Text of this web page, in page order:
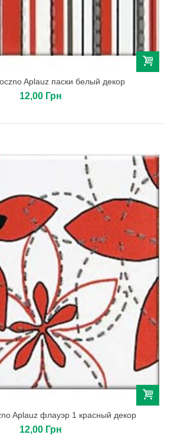
Aplauz паски белый декор
12,00 Грн
Aplauz флауэр 1 красный декор
12,00 Грн